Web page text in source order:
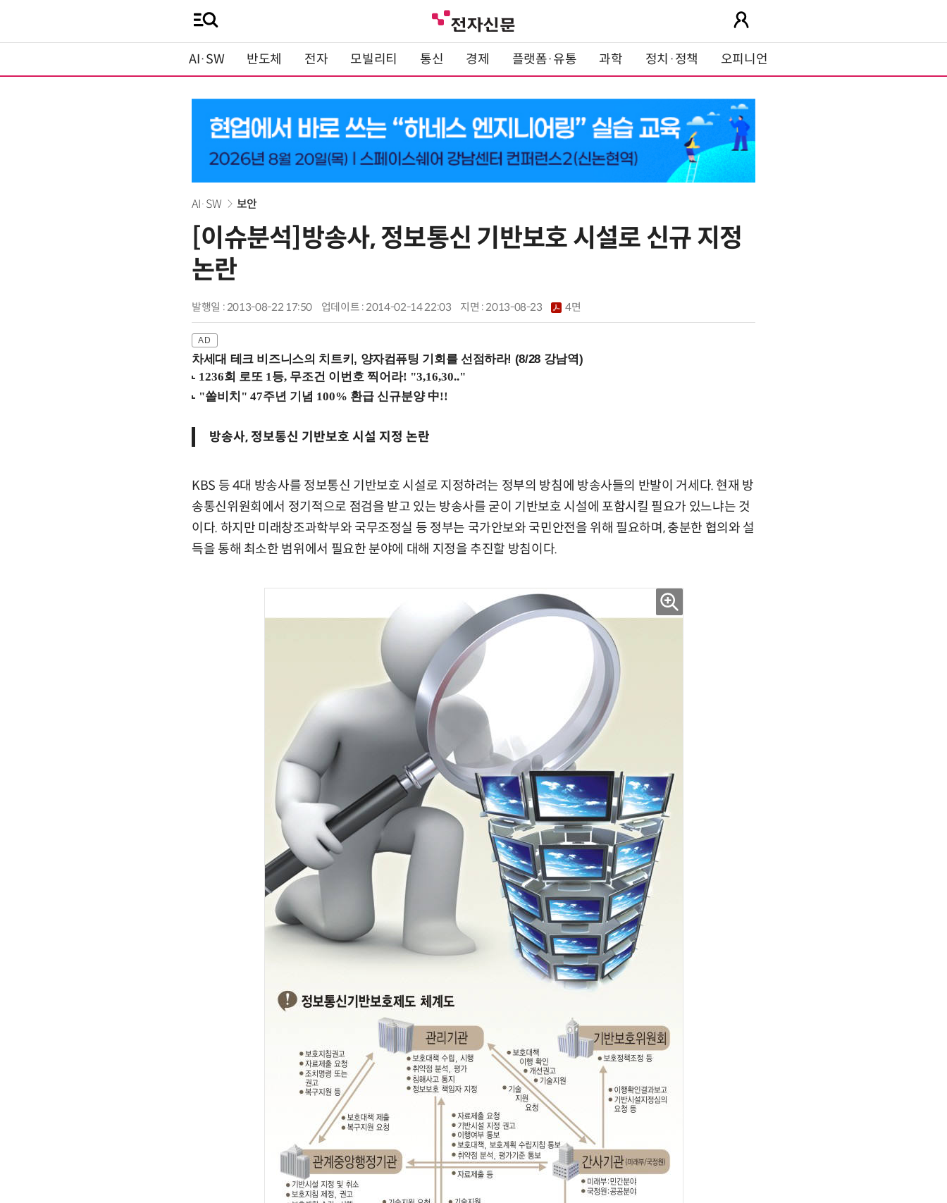
AI·SW 반도체 전자 모빌리티 통신 경제 플랫폼·유통 과학 정치·정책 오피니언
AI·SW 보안
[이슈분석]방송사, 정보통신 기반보호 시설로 신규 지정
논란
발행일 : 2013-08-22 17:50 업데이트 : 2014-02-14 22:03 지면 :2013-08-23 4면
차세대 테크 비즈니스의 치트키, 양자컴퓨팅 기회를 선점하라! (8/28 강남역)
방송사, 정보통신 기반보호 시설 지정 논란
KBS 등 4대 방송사를 정보통신 기반보호 시설로 지정하려는 정부의 방침에 방송사들의 반발이 거세다. 현재 방
송통신위원회에서 정기적으로 점검을 받고 있는 방송사를 굳이 기반보호 시설에 포함시킬 필요가 있느냐는 것
이다. 하지만 미래창조과학부와 국무조정실 등 정부는 국가안보와 국민안전을 위해 필요하며, 충분한 협의와 설
득을 통해 최소한 범위에서 필요한 분야에 대해 지정을 추진할 방침이다.